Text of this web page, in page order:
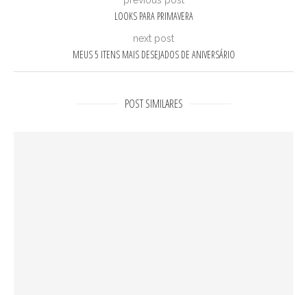
LOOKS PARA PRIMAVERA
next post
MEUS 5 ITENS MAIS DESEJADOS DE ANIVERSÁRIO
POST SIMILARES